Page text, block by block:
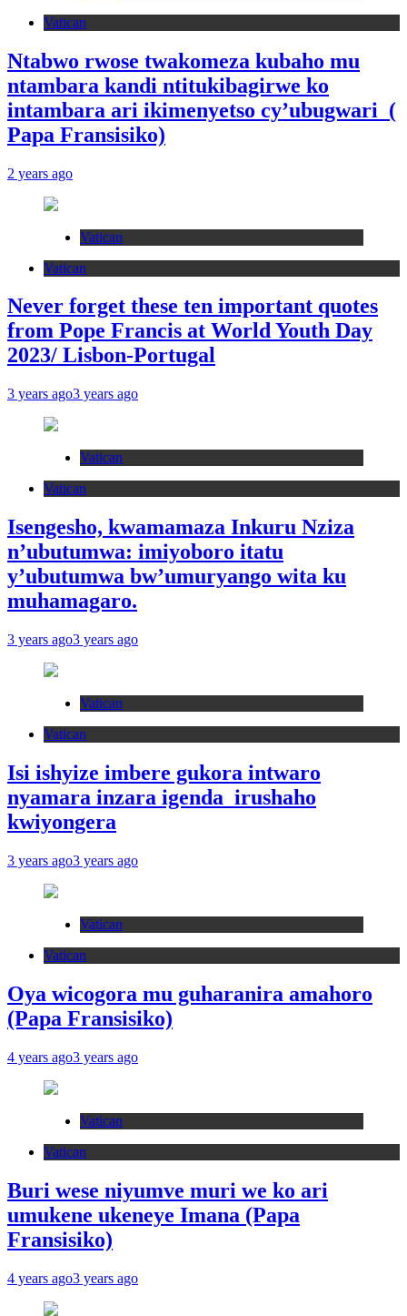
Vatican
Ntabwo rwose twakomeza kubaho mu
ntambara kandi ntitukibagirwe ko
intambara ari ikimenyetso cy’ubugwari (
Papa Fransisiko)
2 years ago
Vatican
Vatican
Never forget these ten important quotes
from Pope Francis at World Youth Day
2023/ Lisbon-Portugal
3 years ago3 years ago
Vatican
Vatican
Isengesho, kwamamaza Inkuru Nziza
n’ubutumwa: imiyoboro itatu
y’ubutumwa bw’umuryango wita ku
muhamagaro.
3 years ago3 years ago
Vatican
Vatican
Isi ishyize imbere gukora intwaro
nyamara inzara igenda irushaho
kwiyongera
3 years ago3 years ago
Vatican
Vatican
Oya wicogora mu guharanira amahoro
(Papa Fransisiko)
4 years ago3 years ago
Vatican
Vatican
Buri wese niyumve muri we ko ari
umukene ukeneye Imana (Papa
Fransisiko)
4 years ago3 years ago